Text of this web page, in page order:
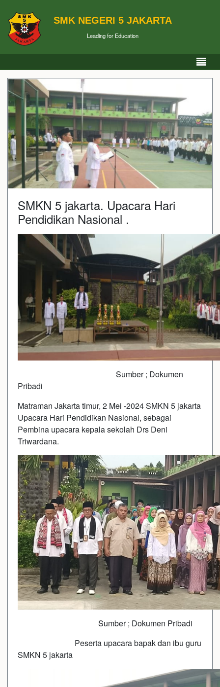
SMK NEGERI 5 JAKARTA
Leading for Education
SMKN 5 jakarta. Upacara Hari
Pendidikan Nasional .
Sumber ; Dokumen
Pribadi
Matraman Jakarta timur, 2 Mei -2024 SMKN 5 jakarta
Upacara Hari Pendidikan Nasional, sebagai
Pembina upacara kepala sekolah Drs Deni
Triwardana.
Sumber ; Dokumen Pribadi
Peserta upacara bapak dan ibu guru
SMKN 5 jakarta